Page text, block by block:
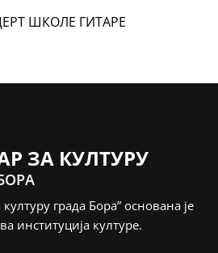
ШКОЛЕ ГИТАРЕ
ЗА КУЛТУРУ
града Бора” основана је
институција културе.